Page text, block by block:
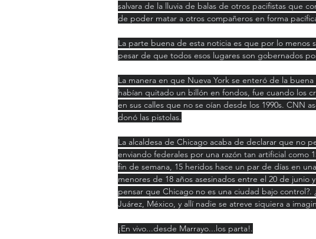
salvara de la lluvia de balas de otros pacifistas que
de poder matar a otros compañeros en forma
La parte buena de esta noticia es que por lo
pesar de que todos esos lugares son gobernados
La manera en que Nueva York se enteró de la
habían quitado un billón en fondos, fue cuando los
en sus calles que no se oían desde los 1990s. CNN
donó las pistolas.
La alcaldesa de Chicago acaba de declarar que no
enviando federales por una razón tan artificial como
fin de semana, 15 heridos hace un par de días en
menores de 18 años asesinados entre el 20 de junio
pensar que Chicago no es una ciudad bajo
Juárez, México, y allí nadie se atreve siquiera a
¡En vivo...desde Marrayo...los parta!.